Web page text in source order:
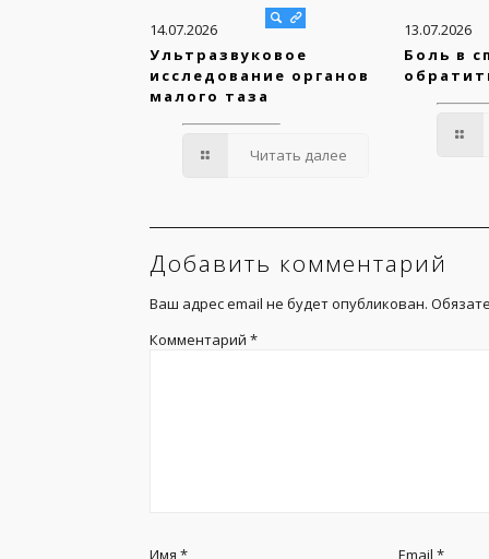
14.07.2026
Ультразвуковое
исследование органов
малого таза
Читать далее
13.07.2026
Боль в
Добавить комментарий
Ваш адрес email не будет опубликован.
Комментарий *
Имя * Email*